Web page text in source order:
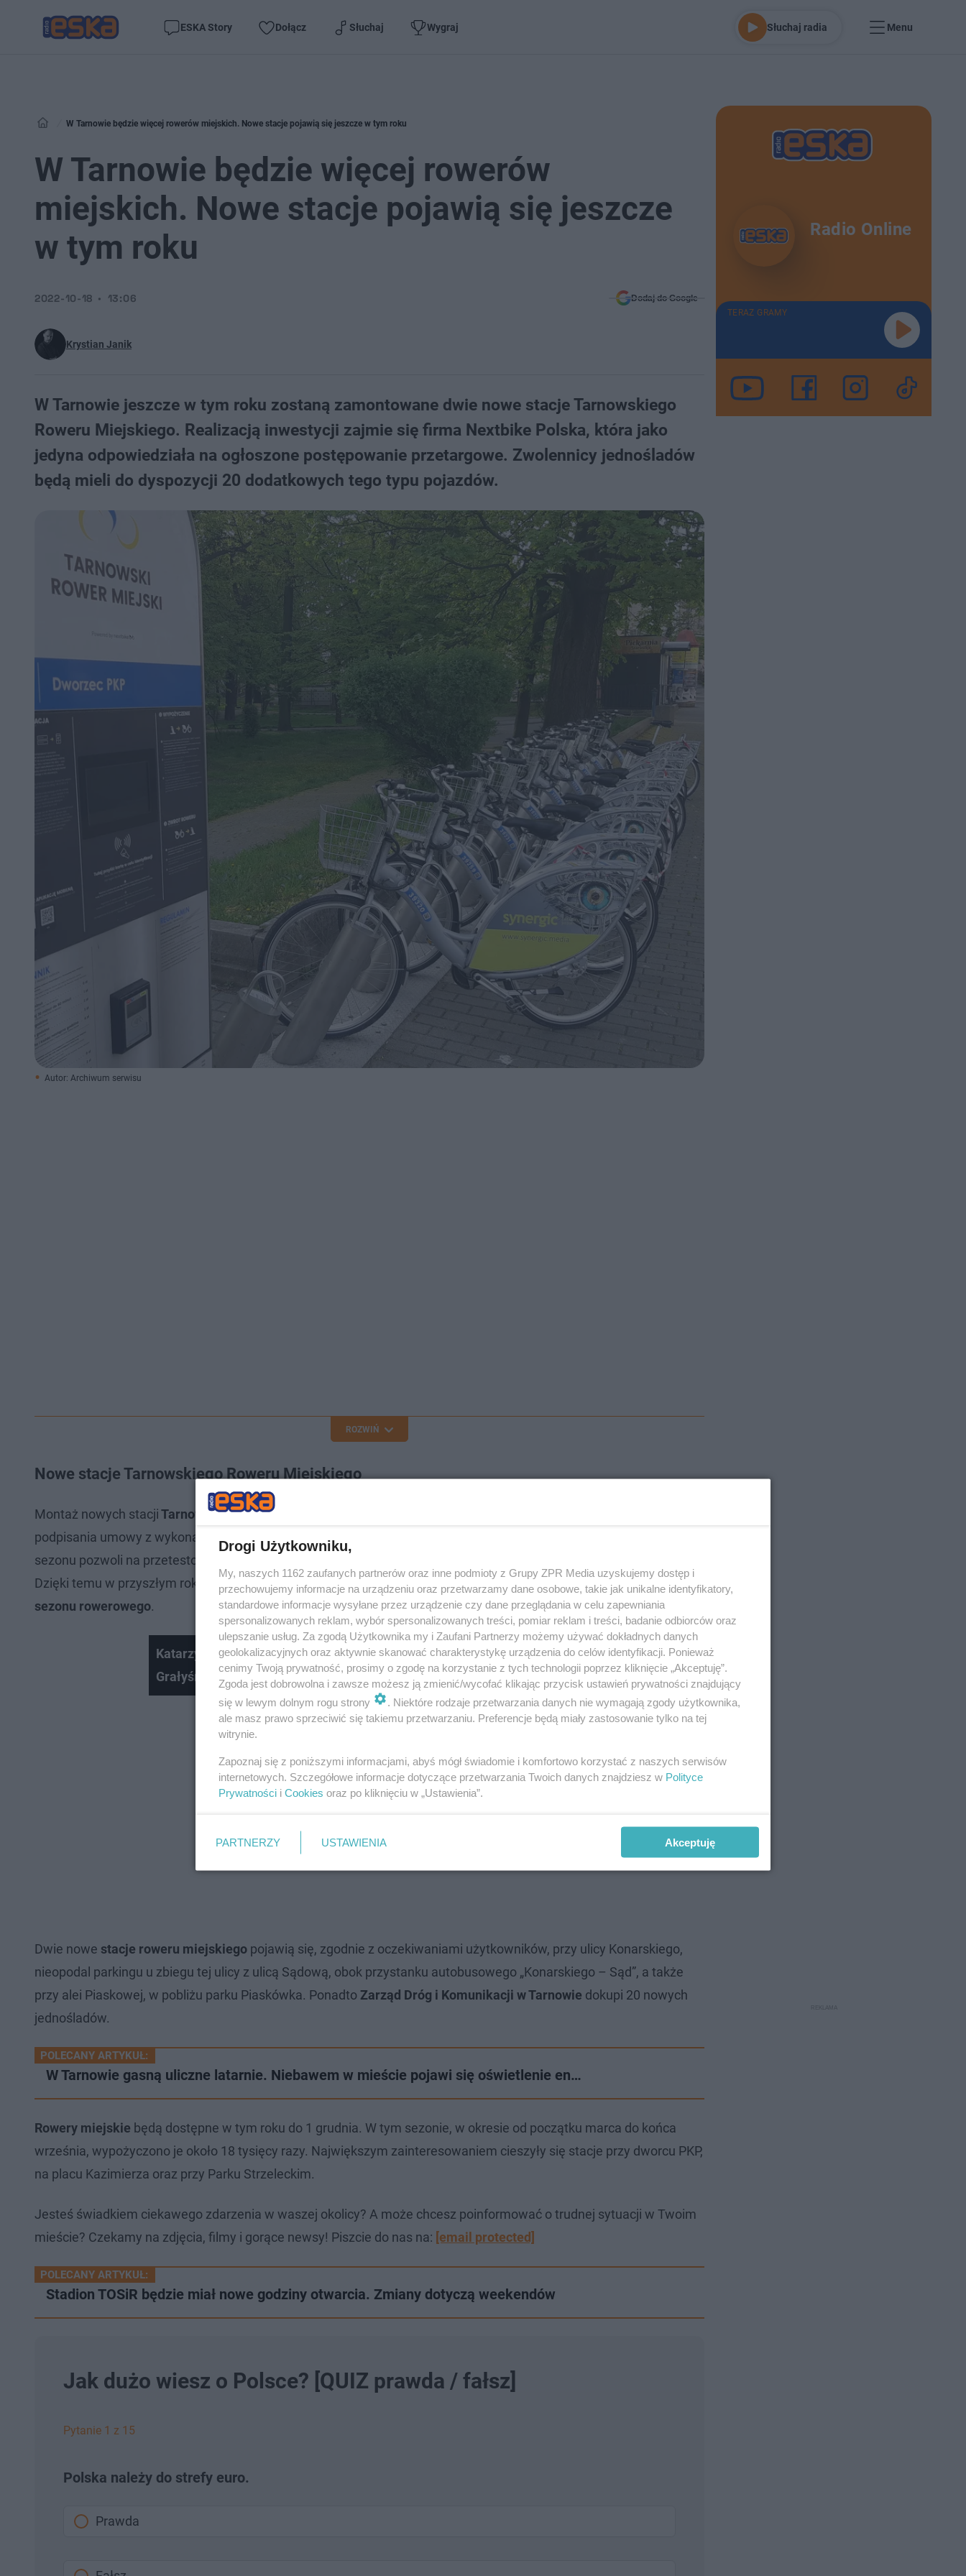
ESKA Story Dołącz Słuchaj Wygraj Słuchaj radia Menu
W Tarnowie będzie więcej rowerów miejskich. Nowe stacje pojawią się jeszcze w tym roku
W Tarnowie będzie więcej rowerów
miejskich. Nowe stacje pojawią się jeszcze
w tym roku
Krystian Janik
2022-10-18 13:06 Dodaj do Google
W Tarnowie jeszcze w tym roku zostaną zamontowane dwie nowe stacje Tarnowskiego
Roweru Miejskiego. Realizacją inwestycji zajmie się firma Nextbike Polska, która jako
jedyna odpowiedziała na ogłoszone postępowanie przetargowe. Zwolennicy jednośladów
będą mieli do dyspozycji 20 dodatkowych tego typu pojazdów.
Autor: Archiwum serwisu
ROZWIŃ
Nowe stacje Tarnowskiego Roweru Miejskiego
Montaż nowych stacjiTarnowskiego Roweru Miejskiego
podpisania umowy z wykonawcą, firmą Nextbike Polska. Przeprowadzenie inwestycji przed końcem tegorocznego
sezonu pozwoli na przetestowanie
Dzięki temu w przyszłym roku wszystkie dostępne w Tarnowie stacje będą obsługiwane od początku kolejnego
sezonu rowerowego.
Katarzyna Paskuda: Ania Przybylska była twarzą mojego salonu.
Grałyśmy razem, zwierzałyśmy się sobie!
Dwie nowe stacje roweru miejskiego pojawią się, zgodnie z oczekiwaniami użytkowników, przy ulicy Konarskiego,
nieopodal parkingu u zbiegu tej ulicy z ulicą Sądową, obok przystanku autobusowego „Konarskiego – Sąd”, a także
przy alei Piaskowej, w pobliżu parku Piaskówka. Ponadto Zarząd Dróg i Komunikacji w Tarnowie dokupi 20 nowych
jednośladów.
POLECANY ARTYKUŁ:
W Tarnowie gasną uliczne latarnie. Niebawem w mieście pojawi się oświetlenie en…
Rowery miejskie będą dostępne w tym roku do 1 grudnia. W tym sezonie, w okresie od początku marca do końca
września, wypożyczono je około 18 tysięcy razy. Największym zainteresowaniem cieszyły się stacje przy dworcu PKP,
na placu Kazimierza oraz przy Parku Strzeleckim.
Jesteś świadkiem ciekawego zdarzenia w waszej okolicy? A może chcesz poinformować o trudnej sytuacji w Twoim
mieście? Czekamy na zdjęcia, filmy i gorące newsy! Piszcie do nas na: [email protected]
POLECANY ARTYKUŁ:
Stadion TOSiR będzie miał nowe godziny otwarcia. Zmiany dotyczą weekendów
Jak dużo wiesz o Polsce? [QUIZ prawda / fałsz]
Pytanie 1 z 15
Polska należy do strefy euro.
Prawda
Radio Online
TERAZ GRAMY
Drogi Użytkowniku,
My, naszych 1162 zaufanych partnerów oraz inne podmioty z Grupy ZPR Media uzyskujemy dostęp i
przechowujemy informacje na urządzeniu oraz przetwarzamy dane osobowe, takie jak unikalne identyfikatory,
standardowe informacje wysyłane przez urządzenie czy dane przeglądania w celu zapewniania
spersonalizowanych reklam, wybór spersonalizowanych treści, pomiar reklam i treści, badanie odbiorców oraz
ulepszanie usług. Za zgodą Użytkownika my i Zaufani Partnerzy możemy używać dokładnych danych
geolokalizacyjnych oraz aktywnie skanować charakterystykę urządzenia do celów identyfikacji. Ponieważ
cenimy Twoją prywatność, prosimy o zgodę na korzystanie z tych technologii poprzez kliknięcie „Akceptuję”.
Zgoda jest dobrowolna i zawsze możesz ją zmienić/wycofać klikając przycisk ustawień prywatności znajdujący
się w lewym dolnym rogu strony
. Niektóre rodzaje przetwarzania danych nie wymagają zgody użytkownika,
ale masz prawo sprzeciwić się takiemu przetwarzaniu. Preferencje będą miały zastosowanie tylko na tej
witrynie.
Zapoznaj się z poniższymi informacjami, abyś mógł świadomie i komfortowo korzystać z naszych serwisów
internetowych. Szczegółowe informacje dotyczące przetwarzania Twoich danych znajdziesz w Polityce
Prywatności i Cookies oraz po kliknięciu w „Ustawienia”.
PARTNERZY USTAWIENIA Akceptuję